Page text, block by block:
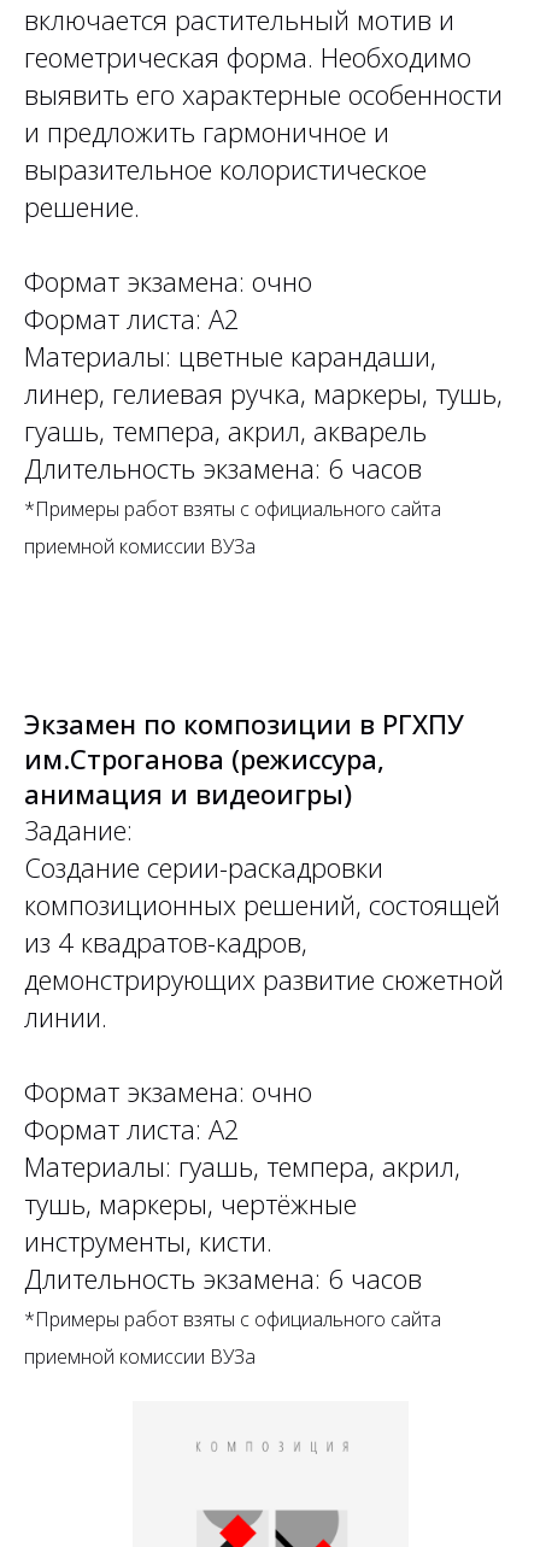
включается растительный мотив и
геометрическая форма. Необходимо
выявить его характерные особенности
и предложить гармоничное и
выразительное колористическое
решение.
Формат экзамена: очно
Формат листа: А2
Материалы: цветные карандаши,
линер, гелиевая ручка, маркеры, тушь,
гуашь, темпера, акрил, акварель
Длительность экзамена: 6 часов
*Примеры работ взяты с официального сайта
приемной комиссии ВУЗа
Экзамен по композиции в РГХПУ
им.Строганова (режиссура,
анимация и видеоигры)
Задание:
Создание серии-раскадровки
композиционных решений, состоящей
из 4 квадратов-кадров,
демонстрирующих развитие сюжетной
линии.
Формат экзамена: очно
Формат листа: А2
Материалы: гуашь, темпера, акрил,
тушь, маркеры, чертёжные
инструменты, кисти.
Длительность экзамена: 6 часов
*Примеры работ взяты с официального сайта
приемной комиссии ВУЗа